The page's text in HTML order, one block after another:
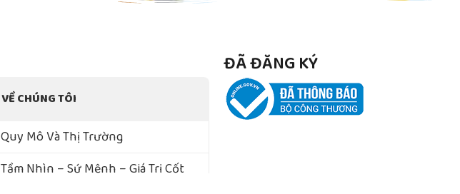
VỀ CHÚNG TÔI
Quy Mô Và Thị Trường
Tầm Nhìn – Sứ Mệnh – Giá Trị Cốt
ĐÃ ĐĂNG KÝ